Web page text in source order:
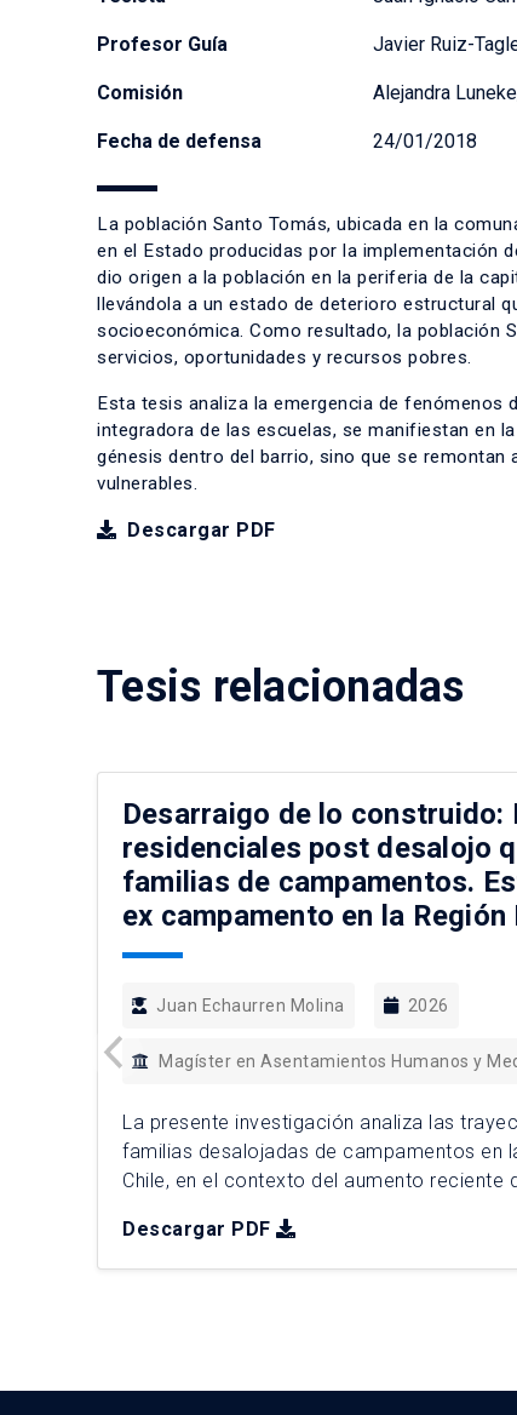
Profesor Guía Javier Ruiz-
Comisión Alejandra
Fecha de defensa 24/01/2018
La población Santo Tomás, ubicada en la
en el Estado producidas por la implementación
dio origen a la población en la periferia de la
llevándola a un estado de deterioro estructural
socioeconómica. Como resultado, la población
servicios, oportunidades y recursos pobres.
Esta tesis analiza la emergencia de
integradora de las escuelas, se manifiestan en
génesis dentro del barrio, sino que se
vulnerables.
Descargar PDF
Tesis relacionadas
Desarraigo de lo construido:
residenciales post desalojo
familias de campamentos.
ex campamento en la
Juan Echaurren Molina 2026
Magíster en Asentamientos Humanos y
La presente investigación analiza las
familias desalojadas de campamentos en
Chile, en el contexto del aumento reciente
enfoque cualitativo basado en cinco
2025, se realizaron 31 entrevistas […]
Descargar PDF